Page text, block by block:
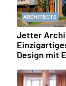
ARCHITECTS
Jetter
Design mit